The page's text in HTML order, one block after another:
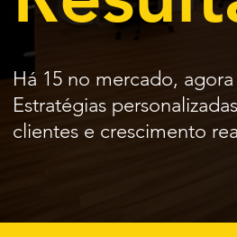
Há 15 no mercado,
Estratégias
clientes e crescimento